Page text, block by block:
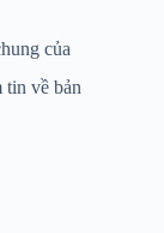
của
tin về bản